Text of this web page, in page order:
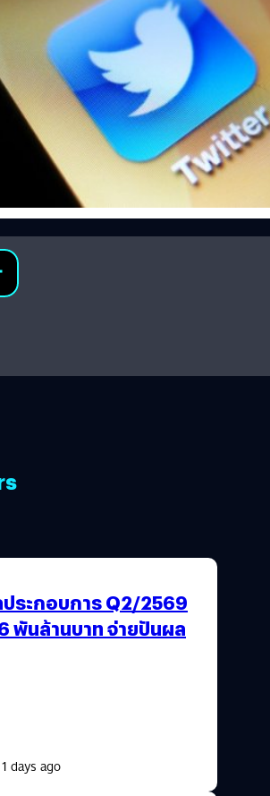
ริงจำกัดอายุเด็กห้าม Follow แ
หรือติดตามแบรนด์หรือบุคคลที่มีชื่อดัง
ทำได้อย่างอิสระโดยไม่มีกฎเกณฑ์ควบคุม
| 4634 days ago
ระกอบการ Q2/2569
พันล้านบาท จ่ายปันผล
days ago